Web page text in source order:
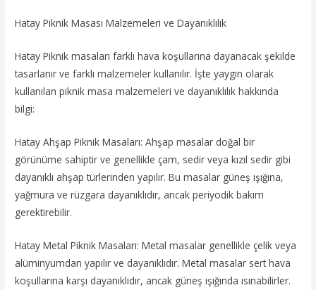
Hatay Piknik Masası Malzemeleri ve Dayanıklılık
Hatay Piknik masaları farklı hava koşullarına dayanacak şekilde
tasarlanır ve farklı malzemeler kullanılır. İşte yaygın olarak
kullanılan piknik masa malzemeleri ve dayanıklılık hakkında
bilgi:
Hatay Ahşap Piknik Masaları: Ahşap masalar doğal bir
görünüme sahiptir ve genellikle çam, sedir veya kızıl sedir gibi
dayanıklı ahşap türlerinden yapılır. Bu masalar güneş ışığına,
yağmura ve rüzgara dayanıklıdır, ancak periyodik bakım
gerektirebilir.
Hatay Metal Piknik Masaları: Metal masalar genellikle çelik veya
alüminyumdan yapılır ve dayanıklıdır. Metal masalar sert hava
koşullarına karşı dayanıklıdır, ancak güneş ışığında ısınabilirler.